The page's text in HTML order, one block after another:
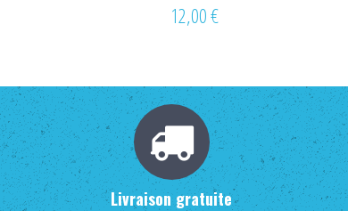
12,00 €
Livraison gratuite